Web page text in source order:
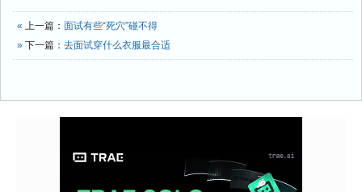
« 上一篇： 面试有些“死穴”碰不得
» 下一篇： 去面试穿什么衣服最合适